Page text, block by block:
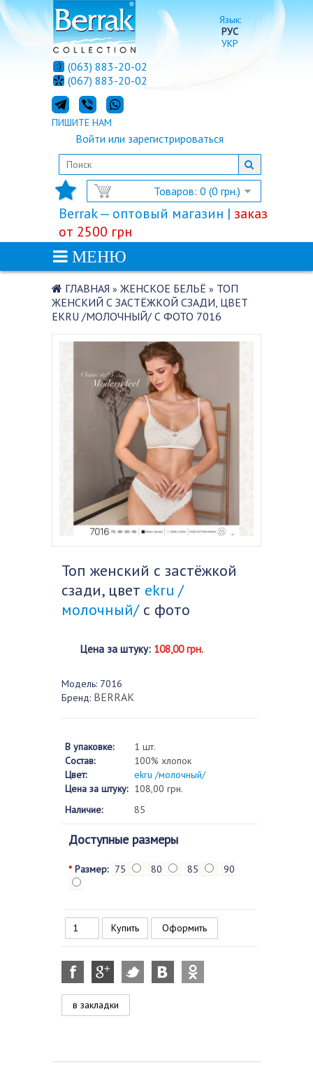
Язык:
РУС
УКР
Товаров: 0 (0 грн.)
Войти или зарегистрироваться
(063) 883-20-02
(067) 883-20-02
ПИШИТЕ НАМ
Berrak — оптовый магазин | заказ
от 2500 грн
МЕНЮ
ГЛАВНАЯ » ЖЕНСКОЕ БЕЛЬЁ » ТОП
ЖЕНСКИЙ С ЗАСТЁЖКОЙ СЗАДИ, ЦВЕТ
EKRU /МОЛОЧНЫЙ/ С ФОТО 7016
Топ женский с застёжкой
сзади, цвет ekru /
молочный/с фото
Цена за штуку: 108,00 грн.
Модель: 7016
Бренд: BERRAK
В упаковке:
1 шт.
Состав:
100% хлопок
Цвет:
ekru /молочный/
Цена за штуку: 108,00 грн.
Наличие:
85
Доступные размеры
* Размер: 75 80 85 90
Оформить
в закладки